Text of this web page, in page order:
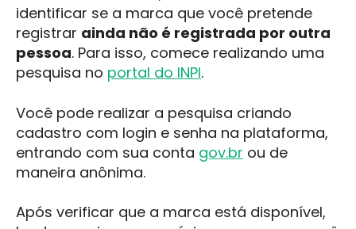
identificar se a marca que você pretende
registrar ainda não é registrada por outra
pessoa. Para isso, comece realizando uma
pesquisa no portal do INPI.
Você pode realizar a pesquisa criando
cadastro com login e senha na plataforma,
entrando com sua conta gov.br ou de
maneira anônima.
Após verificar que a marca está disponível,